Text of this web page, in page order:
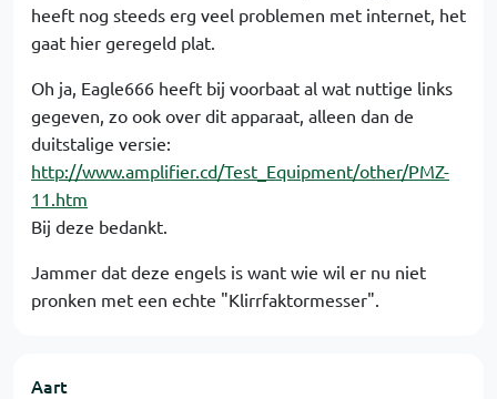
heeft nog steeds erg veel problemen met internet, het
gaat hier geregeld plat.
Oh ja, Eagle666 heeft bij voorbaat al wat nuttige links
gegeven, zo ook over dit apparaat, alleen dan de
duitstalige versie:
http://www.amplifier.cd/Test_Equipment/other/PMZ-
11.htm
Bij deze bedankt.
Jammer dat deze engels is want wie wil er nu niet
pronken met een echte "Klirrfaktormesser".
Aart